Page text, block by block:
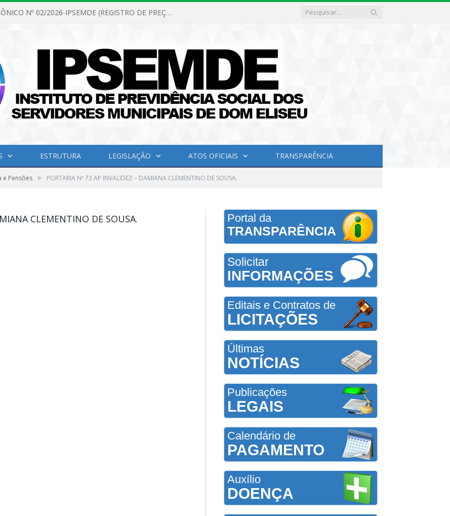
PREGÃO ELETRÔNICO Nº 02/2026-IPSEMDE (REGISTRO DE PREÇOS PARA FUTURA E EVENTUAL AQUISIÇÃO DE MATERIAL DE LIMPEZA E GÊNEROS ALIMENTÍCIOS PARA ATENDER AS NECESSIDADES DO INSTITUTO DE PREVIDÊNCIA SOCIAL DOS SERVIDORES MUNICIPAIS DE DOM ELISEU.)
ESTRUTURA LEGISLAÇÃO ATOS OFICIAIS TRANSPARÊNCIA
Pensões » PORTARIA Nº 73 AP INVALIDEZ – DAMIANA CLEMENTINO DE SOUSA.
CLEMENTINO DE SOUSA. Portal da
TRANSPARÊNCIA
Solicitar
INFORMAÇÕES
Editais e Contratos de
LICITAÇÕES
Últimas
NOTÍCIAS
Publicações
LEGAIS
Calendário de
PAGAMENTO
Auxílio
DOENÇA